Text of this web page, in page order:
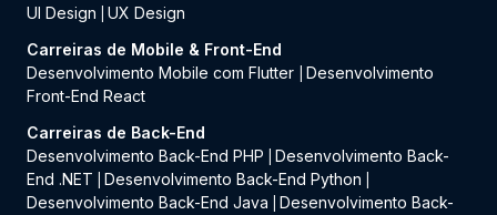
UI Design
UX Design
Carreiras de Mobile & Front-End
Desenvolvimento Mobile com Flutter
Desenvolvimento
Front-End React
Carreiras de Back-End
Desenvolvimento Back-End PHP
Desenvolvimento Back-
End .NET
Desenvolvimento Back-End Python
Desenvolvimento Back-End Java
Desenvolvimento Back-